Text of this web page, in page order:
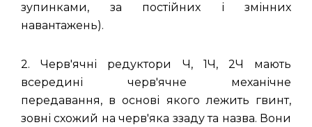
зупинками, за постійних і змінних
навантажень).
2. Черв'ячні редуктори Ч, 1Ч, 2Ч мають
всередині черв'ячне механічне
передавання, в основі якого лежить гвинт,
зовні схожий на черв'яка ззаду та назва. Вони